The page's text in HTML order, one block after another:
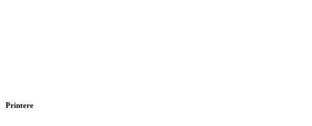
Printere